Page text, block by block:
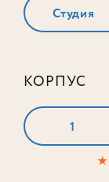
Студия
КОРПУС
1
★